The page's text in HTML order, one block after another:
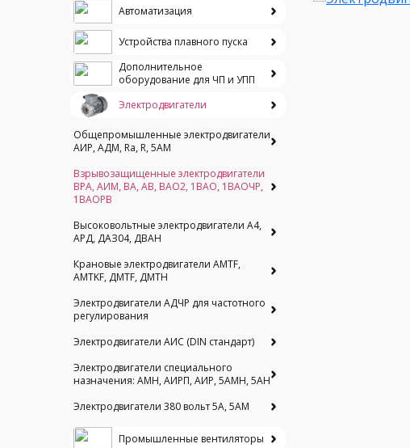
Автоматизация
Устройства плавного пуска
Дополнительное
оборудование для ЧП и УПП
Электродвигатели
Общепромышленные электродвигатели
АИР, АДМ, Ra, R, 5AM
Взрывозащищенные электродвигатели
ВРА, АИМ, ВА, АВ, ВАO2, 1ВАО, 1ВАОЧР,
1ВАОРВ
Высоковольтные электродвигатели A4,
АРД, ДАЗ04, ДВАН
Крановые электродвигатели AMTF,
AMTKF, ДMTF, ДМТН
Электродвигатели АДЧР для частотного
регулирования
Электродвигатели АИС (DIN стандарт)
Электродвигатели специального
назначения: АМН, АИРП, АИР, 5АМН, 5АН
Электродвигатели 380 вольт 5А, 5АМ
Промышленные вентиляторы